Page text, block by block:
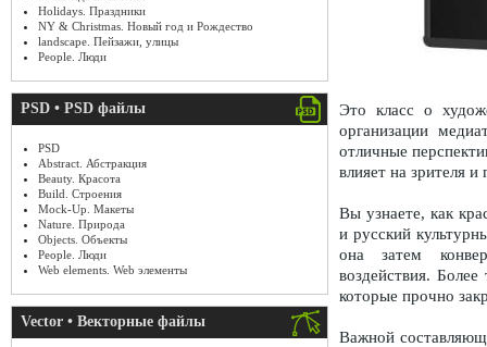
Holidays. Праздники
NY & Christmas. Новый год и Рождество
landscape. Пейзажи, улицы
People. Люди
PSD • PSD файлы
PSD
Abstract. Абстракция
Beauty. Красота
Build. Строения
Mock-Up. Макеты
Nature. Природа
Objects. Объекты
People. Люди
Web elements. Web элементы
Vector • Векторные файлы
Это класс о
организации
отличные
влияет на зрителя
Вы узнаете, как
и русский
она затем
воздействия.
которые прочно
Важной